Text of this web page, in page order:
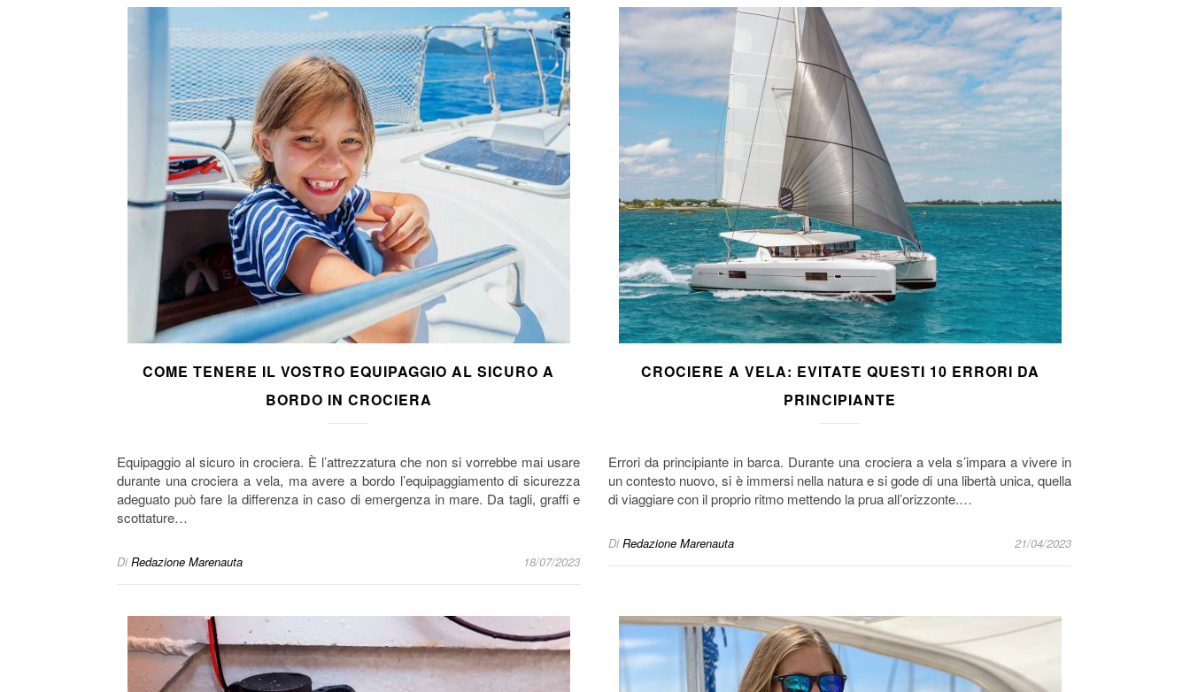
COME TENERE IL VOSTRO EQUIPAGGIO AL SICURO A
BORDO IN CROCIERA
Equipaggio al sicuro in crociera. È l’attrezzatura che non si vorrebbe mai usare
durante una crociera a vela, ma avere a bordo l’equipaggiamento di sicurezza
adeguato può fare la differenza in caso di emergenza in mare. Da tagli, graffi e
scottature…
Di Redazione Marenauta 18/07/2023
CROCIERE A VELA: EVITATE QUESTI 10 ERRORI DA
PRINCIPIANTE
Errori da principiante in barca. Durante una crociera a vela s’impara a vivere in
un contesto nuovo, si è immersi nella natura e si gode di una libertà unica, quella
di viaggiare con il proprio ritmo mettendo la prua all’orizzonte.…
Di Redazione Marenauta 21/04/2023